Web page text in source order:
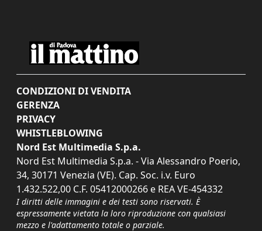
CONDIZIONI DI VENDITA
GERENZA
PRIVACY
WHISTLEBLOWING
Nord Est Multimedia S.p.a.
Nord Est Multimedia S.p.a. - Via Alessandro Poerio,
34, 30171 Venezia (VE). Cap. Soc. i.v. Euro
1.432.522,00 C.F. 05412000266 e REA VE-454332
I diritti delle immagini e dei testi sono riservati. È
espressamente vietata la loro riproduzione con qualsiasi
mezzo e l'adattamento totale o parziale.